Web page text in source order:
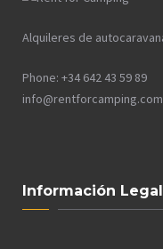
Alquileres de
Phone: +34 642 43 59 89
info@rentforcamping.com
Información Legal